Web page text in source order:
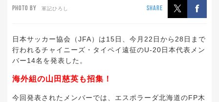
PHOTO BY 軍記ひろし SHARE
日本サッカー協会（JFA）は15日、今月22日から28日まで
行われるチャイニーズ・タイペイ遠征のU-20日本代表メン
バー14名を発表した。
海外組の山田慈英も招集！
今回発表されたメンバーでは、エスポラーダ北海道のFP木